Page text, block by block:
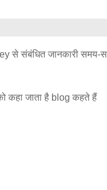
संबंधित जानकारी समय-
कहा जाता है blog कहते हैं